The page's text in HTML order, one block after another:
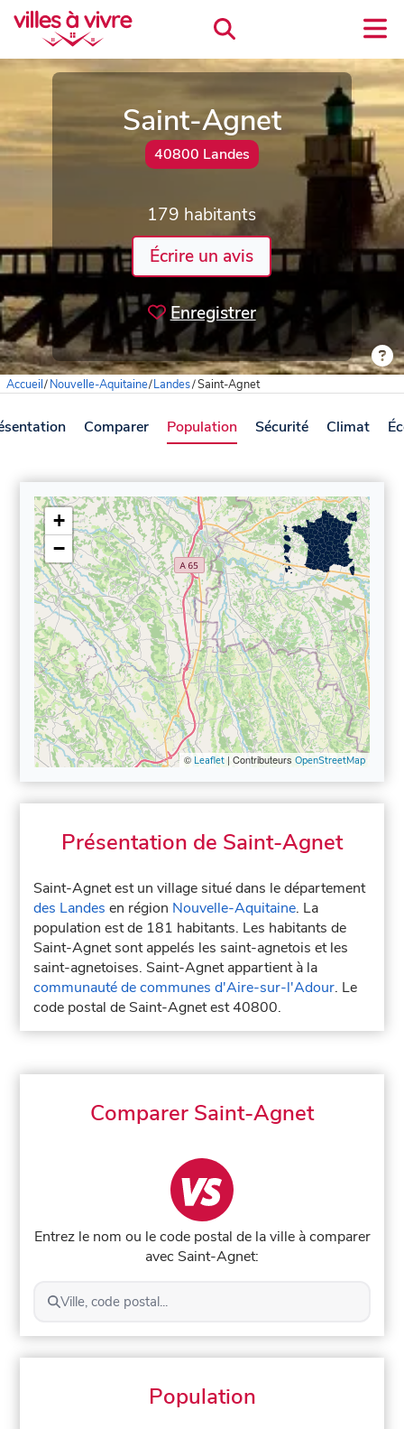
Saint-Agnet
40800 Landes
179 habitants
Écrire un avis
Enregistrer
Accueil/Nouvelle-Aquitaine/Landes/Saint-Agnet
Comparer Population Sécurité Climat
+
−
© Leaflet| Contributeurs OpenStreetMap
Présentation de Saint-Agnet
Saint-Agnet est un village situé dans le département
des Landes en région Nouvelle-Aquitaine. La
population est de 181 habitants. Les habitants de
Saint-Agnet sont appelés les saint-agnetois et les
saint-agnetoises. Saint-Agnet appartient à la
communauté de communes d'Aire-sur-l'Adour. Le
code postal de Saint-Agnet est 40800.
Comparer Saint-Agnet
Entrez le nom ou le code postal de la ville à comparer
avec Saint-Agnet:
Ville, code postal...
Population